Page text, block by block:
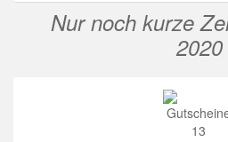
Nur noch kurze
2020